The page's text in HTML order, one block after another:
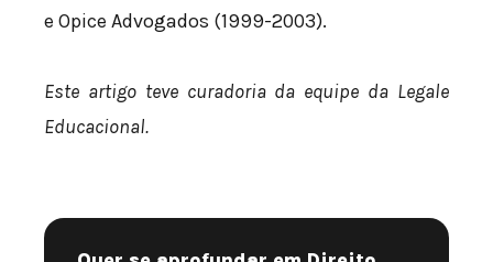
e Opice Advogados (1999-2003).
Este artigo teve curadoria da equipe da Legale
Educacional.